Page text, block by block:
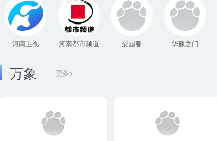
河南卫视 河南都市频道 梨园春 华豫之门
更多>
万象